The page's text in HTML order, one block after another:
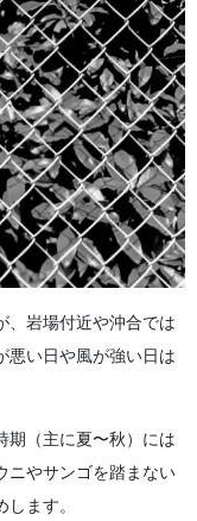
、岩場付近や沖合では
悪い日や風が強い日は
期（主に夏〜秋）には
ニやサンゴを踏まない
ます。